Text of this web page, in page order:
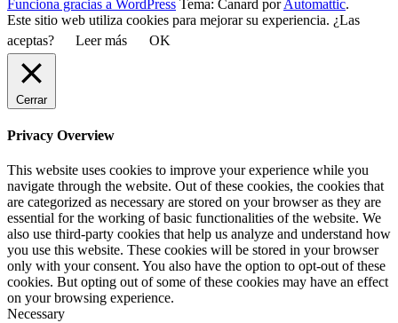
Funciona gracias a WordPress Tema: Canard porAutomattic.
Este sitio web utiliza cookies para mejorar su experiencia. ¿Las
aceptas?
Leer más OK
Cerrar
Privacy Overview
This website uses cookies to improve your experience while you
navigate through the website. Out of these cookies, the cookies that
are categorized as necessary are stored on your browser as they are
essential for the working of basic functionalities of the website. We
also use third-party cookies that help us analyze and understand how
you use this website. These cookies will be stored in your browser
only with your consent. You also have the option to opt-out of these
cookies. But opting out of some of these cookies may have an effect
on your browsing experience.
Necessary